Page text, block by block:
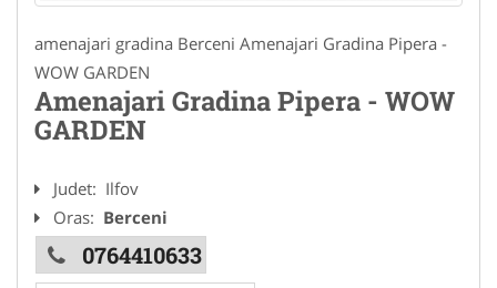
amenajari gradina Berceni Amenajari Gradina Pipera -
WOW GARDEN
Amenajari Gradina Pipera - WOW
GARDEN
Judet: Ilfov
Oras: Berceni
0764410633